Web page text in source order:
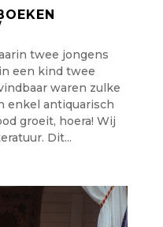
twee jongens
een kind twee
waren zulke
enkel antiquarisch
groeit, hoera! Wij
Dit...